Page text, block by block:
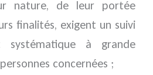
nature, de leur portée
finalités, exigent un suivi
systématique à grande
concernées ;